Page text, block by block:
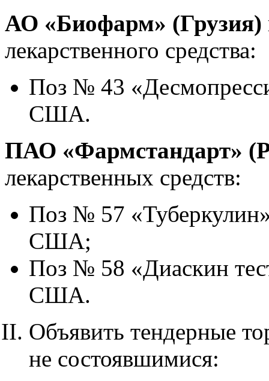
АО «Биофарм» (Грузия)
лекарственного средства:
Поз № 43
США.
ПАО «Фармстандарт»
лекарственных средств:
Поз № 57
США;
Поз № 58 «Диаскин
США.
Объявить тендерные
не состоявшимися: